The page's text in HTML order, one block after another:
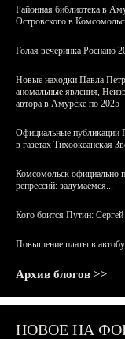
Районная библиотека в
Островского в
Голая вечеринка Роснано
Новые находки Павла
аномальные явления,
автора в Амурске по 2025
Официальные публикации
в газетах Тихоокеанская
Комсомольск официально
репрессий: задумаемся...
Кого боится Путин:
Повышение платы в
Архив блогов >>
НОВОЕ НА